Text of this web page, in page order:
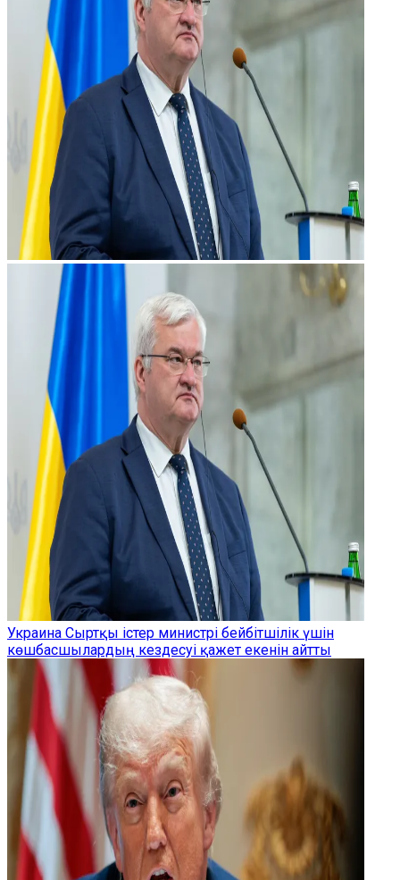
Украина Сыртқы істер министрі бейбітшілік үшін
көшбасшылардың кездесуі қажет екенін айтты